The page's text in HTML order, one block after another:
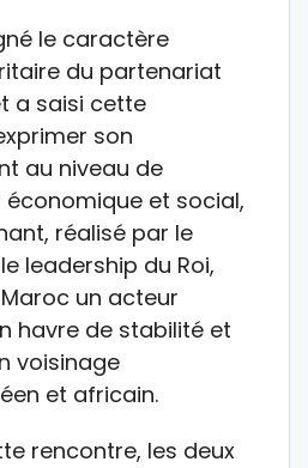
le caractère
du partenariat
a saisi cette
son
au niveau de
et social,
réalisé par le
leadership du Roi,
un acteur
havre de stabilité et
voisinage
et africain.
rencontre, les deux